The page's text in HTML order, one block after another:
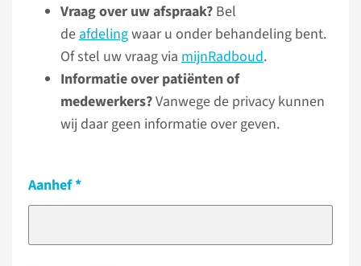
Vraag over uw afspraak? Bel
deafdelingwaar u onder behandeling bent.
Of stel uw vraag via mijnRadboud.
Informatie over patiënten of
medewerkers?Vanwege de privacy kunnen
wij daar geen informatie over geven.
Aanhef